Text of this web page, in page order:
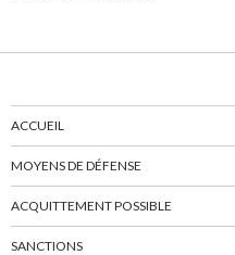
ACCUEIL
MOYENS DE DÉFENSE
ACQUITTEMENT POSSIBLE
SANCTIONS